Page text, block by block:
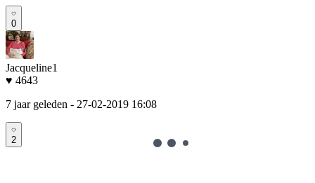
0
Jacqueline1
♥ 4643
7 jaar geleden - 27-02-2019 16:08
2